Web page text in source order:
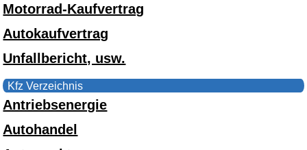
Motorrad-Kaufvertrag
Autokaufvertrag
Unfallbericht, usw.
Kfz Verzeichnis
Antriebsenergie
Autohandel